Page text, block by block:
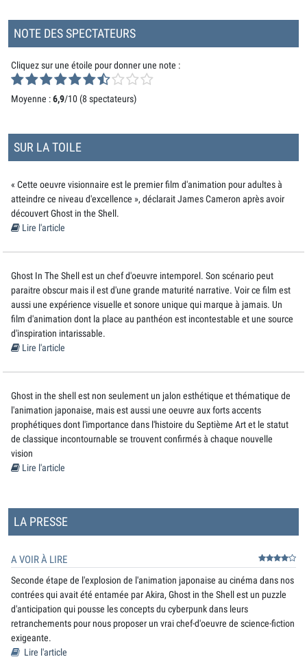
NOTE DES SPECTATEURS
Cliquez sur une étoile pour donner une note :
Moyenne :6,9/10 (8 spectateurs)
SUR LA TOILE
« Cette oeuvre visionnaire est le premier film d'animation pour adultes à
atteindre ce niveau d'excellence », déclarait James Cameron après avoir
découvert Ghost in the Shell.
Lire l'article
Ghost In The Shell est un chef d'oeuvre intemporel. Son scénario peut
paraitre obscur mais il est d'une grande maturité narrative. Voir ce film est
aussi une expérience visuelle et sonore unique qui marque à jamais. Un
film d'animation dont la place au panthéon est incontestable et une source
d'inspiration intarissable.
Lire l'article
Ghost in the shell est non seulement un jalon esthétique et thématique de
l'animation japonaise, mais est aussi une oeuvre aux forts accents
prophétiques dont l'importance dans l'histoire du Septième Art et le statut
de classique incontournable se trouvent confirmés à chaque nouvelle
vision
Lire l'article
LA PRESSE
A VOIR À LIRE
Seconde étape de l'explosion de l'animation japonaise au cinéma dans nos
contrées qui avait été entamée par Akira, Ghost in the Shell est un puzzle
d'anticipation qui pousse les concepts du cyberpunk dans leurs
retranchements pour nous proposer un vrai chef-d'oeuvre de science-fiction
exigeante.
Lire l'article